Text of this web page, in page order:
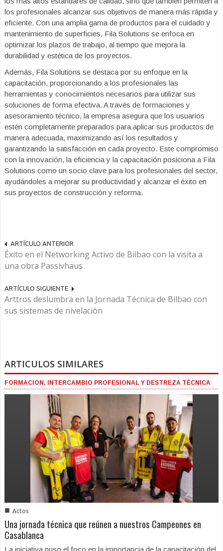
los profesionales alcanzar sus objetivos de manera más rápida y
eficiente. Con una amplia gama de productos para el cuidado y
mantenimiento de superficies, Fila Solutions se enfoca en
optimizar los plazos de trabajo, al tiempo que mejora la
durabilidad y estética de los proyectos.
Además, Fila Solutions se destaca por su enfoque en la
capacitación, proporcionando a los profesionales las
herramientas y conocimientos necesarios para utilizar sus
soluciones de forma efectiva. A través de formaciones y
asesoramiento técnico, la empresa asegura que los usuarios
estén completamente preparados para aplicar sus productos de
manera adecuada, maximizando así los resultados y
garantizando la satisfacción en cada proyecto. Este compromiso
con la innovación, la eficiencia y la capacitación posiciona a Fila
Solutions como un socio clave para los profesionales del sector,
ayudándoles a mejorar su productividad y alcanzar el éxito en
sus proyectos de construcción y reforma.
ARTÍCULO ANTERIOR
Éxito en el Networking Activo de Bilbao con la visita a
una obra Passivhaus
ARTÍCULO SIGUIENTE
Arttros deslumbra en la Jornada Técnica de Bilbao con
sus sistemas de nivelación
ARTICULOS SIMILARES
FORMACIÓN, INTERCAMBIO PROFESIONAL Y DESTREZA TÉCNICA
■ Actos
Una jornada técnica que reúnen a nuestros Campeones en
Casablanca